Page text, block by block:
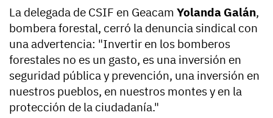
La delegada de CSIF en Geacam Yolanda Galán,
bombera forestal, cerró la denuncia sindical con
una advertencia: "Invertir en los bomberos
forestales no es un gasto, es una inversión en
seguridad pública y prevención, una inversión en
nuestros pueblos, en nuestros montes y en la
protección de la ciudadanía."